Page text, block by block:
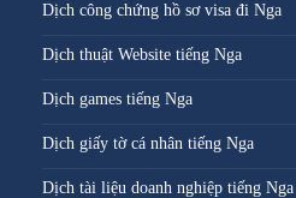
Dịch công chứng hồ sơ visa đi Nga
Dịch thuật Website tiếng Nga
Dịch games tiếng Nga
Dịch giấy tờ cá nhân tiếng Nga
Dịch tài liệu doanh nghiệp tiếng Nga